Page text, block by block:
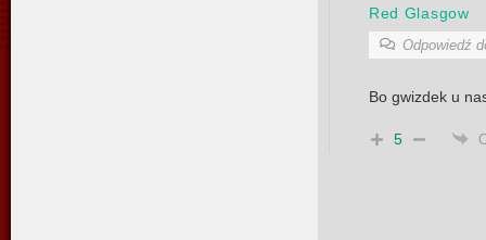
Red Glasgow
Odpowiedź
Bo gwizdek u
5